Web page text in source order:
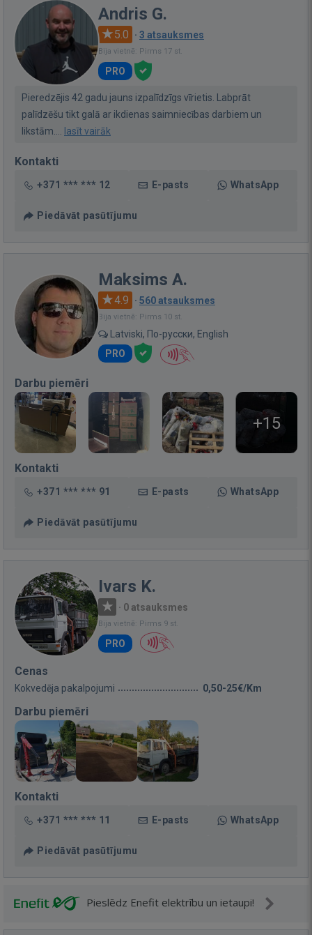
Andris G.
5.0 · 3 atsauksmes
Bija vietnē: Pirms 17 st.
PRO
Pieredzējis 42 gadu jauns izpalīdzīgs vīrietis. Labprāt
palīdzēšu tikt galā ar ikdienas saimniecības darbiem un
likstām....
lasīt vairāk
Kontakti
+371 *** *** 12 E-pasts WhatsApp
Piedāvāt pasūtījumu
Maksims A.
4.9 · 560 atsauksmes
Bija vietnē: Pirms 10 st.
Latviski, По-русски, English
PRO
Darbu piemēri
+15
Kontakti
+371 *** *** 91 E-pasts WhatsApp
Piedāvāt pasūtījumu
Ivars K.
· 0 atsauksmes
Bija vietnē: Pirms 9 st.
PRO
Cenas
Kokvedēja pakalpojumi 0,50-25€/Km
Darbu piemēri
Kontakti
+371 *** *** 11 E-pasts WhatsApp
Piedāvāt pasūtījumu
Pieslēdz Enefit elektrību un ietaupi!